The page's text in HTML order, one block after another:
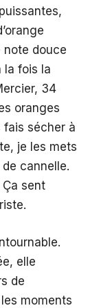
note douce
la fois la
34
oranges
fais sécher à
je les mets
cannelle.
Ça sent
elle
de
moments